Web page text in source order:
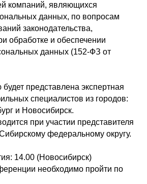
компаний, являющихся
данных, по вопросам
законодательства,
обработке и обеспечении
данных (152-ФЗ от
представлена экспертная
специалистов из городов:
и Новосибирск.
при участии представителя
федеральному округу.
14.00 (Новосибирск)
необходимо пройти по